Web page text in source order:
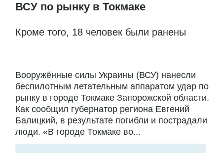
ВСУ по рынку в Токмаке
Кроме того, 18 человек были ранены
Вооружённые силы Украины (ВСУ) нанесли
беспилотным летательным аппаратом удар по
рынку в городе Токмаке Запорожской области.
Как сообщил губернатор региона Евгений
Балицкий, в результате погибли и пострадали
люди. «В городе Токмаке во...